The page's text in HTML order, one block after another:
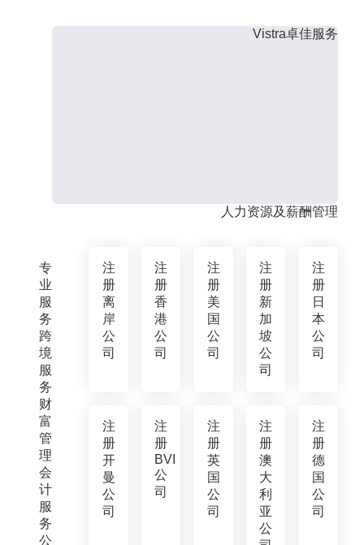
专
业
服
务
跨
境
服
务
财
富
管
理
会
计
服
务
公
Vistra卓佳服务
人力资源及薪酬管理
注
册
离
岸
公
司
注
册
香
港
公
司
注
册
美
国
公
司
注
册
新
加
坡
公
司
注
册
日
本
公
司
注
册
开
曼
公
司
注
册
BVI
公
司
注
册
英
国
公
司
注
册
澳
大
利
亚
公
注
册
德
国
公
司